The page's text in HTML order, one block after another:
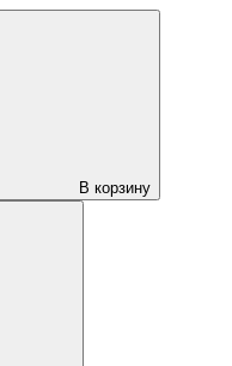
В корзину